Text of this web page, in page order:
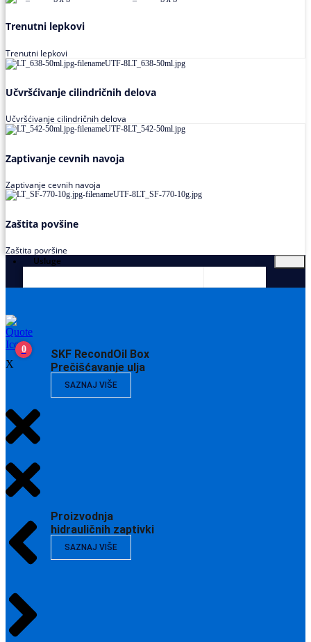
Trenutni lepkovi
Trenutni lepkovi
Učvršćivanje cilindričnih delova
Učvršćivanje cilindričnih delova
Zaptivanje cevnih navoja
Zaptivanje cevnih navoja
Zaštita povšine
Zaštita površine
Usluge
SKF RecondOil Box
Prečišćavanje ulja
SAZNAJ VIŠE
Proizvodnja
hidrauličnih zaptivki
SAZNAJ VIŠE
0
X